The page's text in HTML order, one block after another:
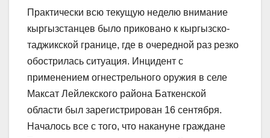
Практически всю текущую неделю внимание
кыргызстанцев было приковано к кыргызско-
таджикской границе, где в очередной раз резко
обострилась ситуация. Инцидент с
применением огнестрельного оружия в селе
Максат Лейлек­ского района Баткенской
области был зарегистрирован 16 сентября.
Началось все с того, что накануне граждане